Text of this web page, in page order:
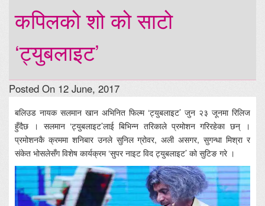
कपिलको शो को साटो
‘ट्युबलाइट’
Posted On 12 June, 2017
बलिउड नायक सलमान खान अभिनित फिल्म ‘ट्युबलाइट’ जुन २३ जूनमा रिलिज
हुँदैछ । सलमान ‘ट्युबलाइट’लाई बिभिन्न तरिकाले प्रमोशन गरिरहेका छन् ।
प्रमोशनकै क्रममा शनिबार उनले सुनिल ग्रोवर, अली असगर, सुगन्धा मिश्रा र
संकेत भोसलेसँग विशेष कार्यक्रम ‘सुपर नाइट विद ट्युबलाइट’ को सुटिङ गरे ।